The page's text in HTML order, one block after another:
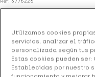
26.24 €
Sin stock
+ 52 puntosHealthies
Utilizamos cookies
servicios, analizar el
personalizada según tus
Estas cookies pueden
Establecidas por nuestro